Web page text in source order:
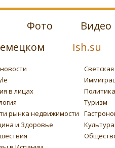
Фото
Видео
Ish.su
в лицах
Политика
Туризм
рынка недвижимости
и Здоровье
Культура